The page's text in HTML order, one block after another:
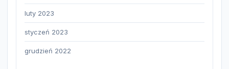
luty 2023
styczeń 2023
grudzień 2022